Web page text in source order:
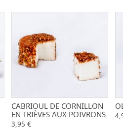
- +
CABRIOUL DE CORNILLON
EN TRIÈVES AUX POIVRONS
3,95 €